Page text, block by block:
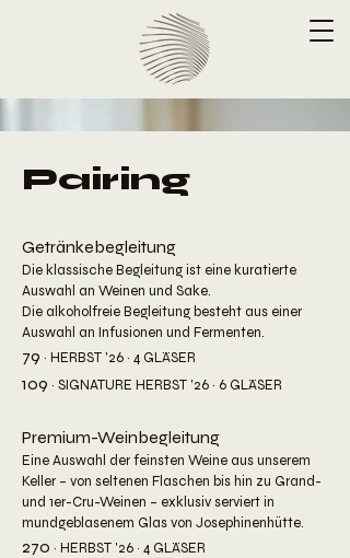
Pairing
Getränkebegleitung
Die klassische Begleitung ist eine kuratierte
Auswahl an Weinen und Sake.
Die alkoholfreie Begleitung besteht aus einer
Auswahl an Infusionen und Fermenten.
79 · HERBST '26 · 4 GLÄSER
109 · SIGNATURE HERBST '26 · 6 GLÄSER
Premium-Weinbegleitung
Eine Auswahl der feinsten Weine aus unserem
Keller – von seltenen Flaschen bis hin zu Grand-
und 1er-Cru-Weinen – exklusiv serviert in
mundgeblasenem Glas von Josephinenhütte.
270 · HERBST '26 · 4 GLÄSER